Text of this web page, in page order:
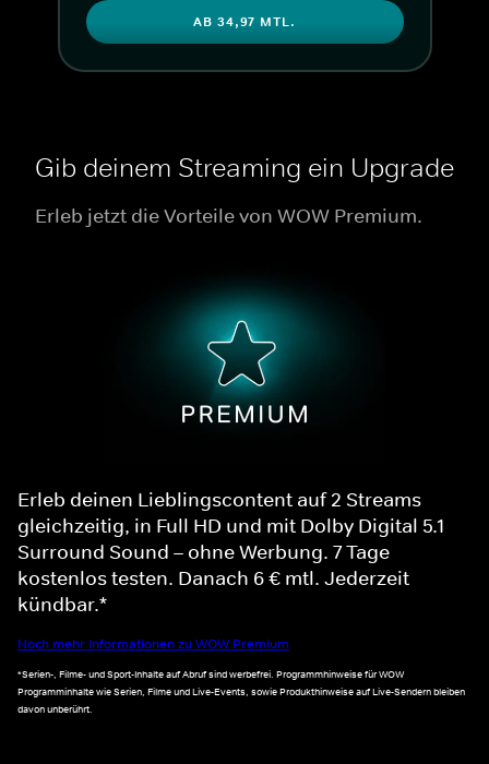
AB 34,97 MTL.
Gib deinem Streaming ein Upgrade
Erleb jetzt die Vorteile von WOW Premium.
Erleb deinen Lieblingscontent auf 2 Streams
gleichzeitig, in Full HD und mit Dolby Digital 5.1
Surround Sound – ohne Werbung. 7 Tage
kostenlos testen. Danach 6 € mtl. Jederzeit
kündbar.*
Noch mehr Informationen zu WOW Premium
*Serien-, Filme- und Sport-Inhalte auf Abruf sind werbefrei. Programmhinweise für WOW
Programminhalte wie Serien, Filme und Live-Events, sowie Produkthinweise auf Live-Sendern bleiben
davon unberührt.